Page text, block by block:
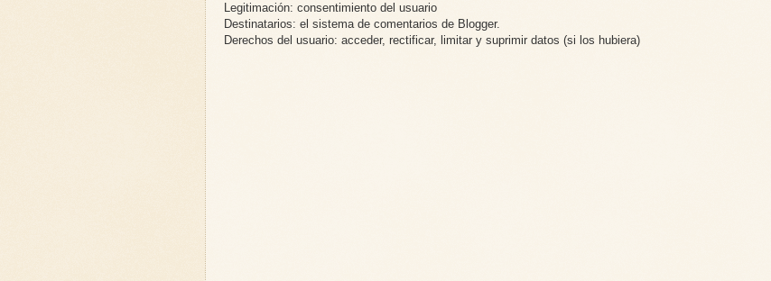
Legitimación: consentimiento del usuario
Destinatarios: el sistema de comentarios de Blogger.
Derechos del usuario: acceder, rectificar, limitar y suprimir datos (si los hubiera)